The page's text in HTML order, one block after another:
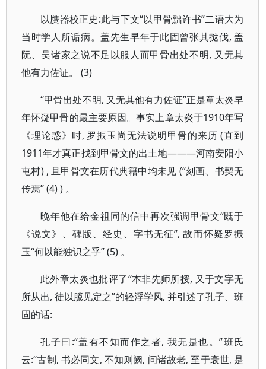
以赝器校正史:此与下文“以甲骨黜许书”二语大为
当时学人所诟病。盖先生早年于此固曾张其挞伐, 盖
阮、吴诸家之说不足以服人而甲骨出处不明, 又无其
他有力佐证。 (3)
“甲骨出处不明, 又无其他有力佐证”正是章太炎早
年怀疑甲骨的最主要原因。事实上章太炎于1910年写
《理论惑》时, 罗振玉尚无法说明甲骨的来历 (直到
1911年才真正找到甲骨文的出土地———河南安阳小
屯村) , 且甲骨文在历代典籍中均未见 (“刻画、书契无
传焉” (4) ) 。
晚年他在给金祖同的信中再次强调甲骨文“既于
《说文》、碑版、经史、字书无征”, 故而怀疑罗振
玉“何以能独识之乎” (5) 。
此外章太炎也批评了“本非先师所授, 又于文字无
所从出, 徒以臆见定之”的轻浮学风, 并引述了孔子、班
固的话:
孔子曰:“盖有不知而作之者, 我无是也。”班氏
云:“古制, 书必同文, 不知则阙, 问诸故老, 至于衰世, 是